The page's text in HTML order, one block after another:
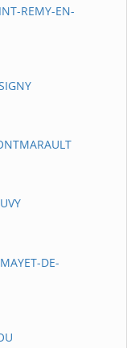
REMY-EN-
DE-